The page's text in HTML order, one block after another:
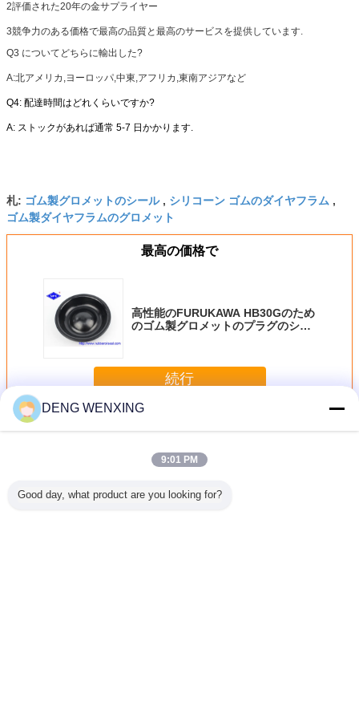
2評価された20年の金サプライヤー
3競争力のある価格で最高の品質と最高のサービスを提供しています.
Q3 について どちらに輸出した?
A:北アメリカ,ヨーロッパ,中東,アフリカ,東南アジアなど
Q4: 配達時間はどれくらいですか?
A: ストックがあれば通常 5-7 日かかります.
札: ゴム製グロメットのシール, シリコーン ゴムのダイヤフラム ,
ゴム製ダイヤフラムのグロメット
最高の価格で
高性能のFURUKAWA HB30Gのため
のゴム製グロメットのプラグのシー
続行
多くゴム製ダイヤフラムのシール
DENG WENXING
9:01 PM
Good day, what product are you looking for?